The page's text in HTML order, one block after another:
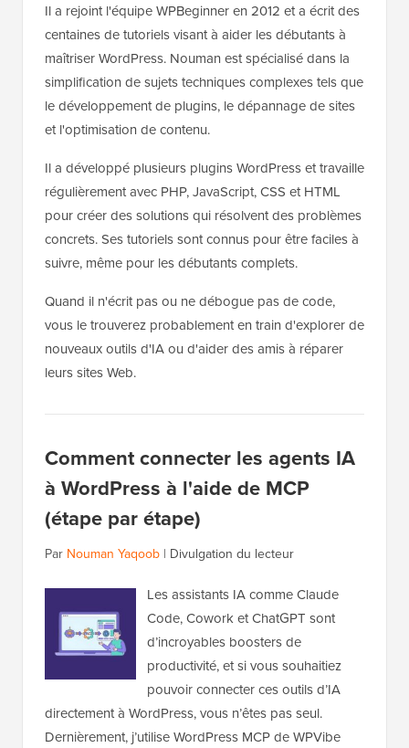
Il a rejoint l'équipe WPBeginner en 2012 et a écrit des
centaines de tutoriels visant à aider les débutants à
maîtriser WordPress. Nouman est spécialisé dans la
simplification de sujets techniques complexes tels que
le développement de plugins, le dépannage de sites
et l'optimisation de contenu.
Il a développé plusieurs plugins WordPress et travaille
régulièrement avec PHP, JavaScript, CSS et HTML
pour créer des solutions qui résolvent des problèmes
concrets. Ses tutoriels sont connus pour être faciles à
suivre, même pour les débutants complets.
Quand il n'écrit pas ou ne débogue pas de code,
vous le trouverez probablement en train d'explorer de
nouveaux outils d'IA ou d'aider des amis à réparer
leurs sites Web.
Comment connecter les agents IA
à WordPress à l'aide de MCP
(étape par étape)
Par Nouman Yaqoob | Divulgation du lecteur
Les assistants IA comme Claude
Code, Cowork et ChatGPT sont
d’incroyables boosters de
productivité, et si vous souhaitiez
pouvoir connecter ces outils d’IA
directement à WordPress, vous n’êtes pas seul.
Dernièrement, j’utilise WordPress MCP de WPVibe